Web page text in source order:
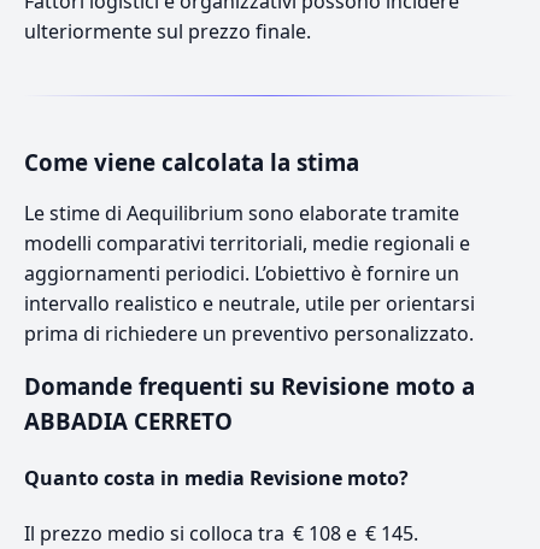
ulteriormente sul prezzo finale.
Come viene calcolata la stima
Le stime di Aequilibrium sono elaborate tramite
modelli comparativi territoriali, medie regionali e
aggiornamenti periodici. L’obiettivo è fornire un
intervallo realistico e neutrale, utile per orientarsi
prima di richiedere un preventivo personalizzato.
Domande frequenti su Revisione moto a
ABBADIA CERRETO
Quanto costa in media Revisione moto?
Il prezzo medio si colloca tra € 108 e € 145.